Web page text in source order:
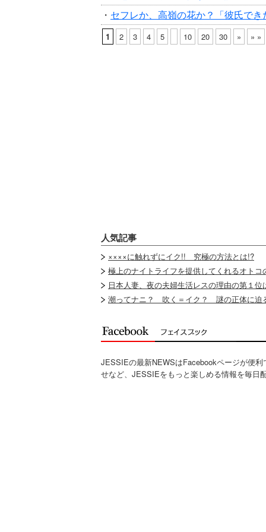
・ セフレか、高嶺の花か？「彼氏で
1 2 3 4 5 10 20 30 » » »
人気記事
××××に触れずにイク!! 究極の方法とは!?
極上のナイトライフを提供してくれるオトコ
日本人妻、夜の夫婦生活レスの理由の第１
潮ってナニ？ 吹く＝イク？ 謎の正体に迫
JESSIEの最新NEWSはFacebookページが便
せなど、JESSIEをもっと楽しめる情報を毎日